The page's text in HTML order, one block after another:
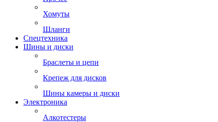
Хомуты
Шланги
Спецтехника
Шины и диски
Браслеты и цепи
Крепеж для дисков
Шины камеры и диски
Электроника
Алкотестеры